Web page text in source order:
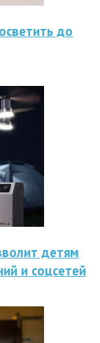
до
детям
и соцсетей